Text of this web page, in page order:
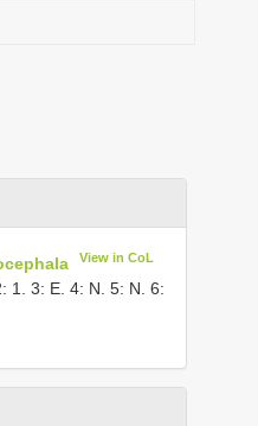
View in CoL
1. 3: E. 4: N. 5: N. 6: